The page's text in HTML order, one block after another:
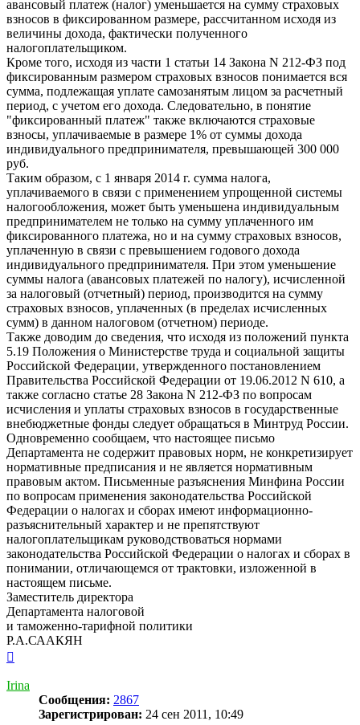
авансовый платеж (налог) уменьшается на сумму страховых
взносов в фиксированном размере, рассчитанном исходя из
величины дохода, фактически полученного
налогоплательщиком.
Кроме того, исходя из части 1 статьи 14 Закона N 212-ФЗ под
фиксированным размером страховых взносов понимается вся
сумма, подлежащая уплате самозанятым лицом за расчетный
период, с учетом его дохода. Следовательно, в понятие
"фиксированный платеж" также включаются страховые
взносы, уплачиваемые в размере 1% от суммы дохода
индивидуального предпринимателя, превышающей 300 000
руб.
Таким образом, с 1 января 2014 г. сумма налога,
уплачиваемого в связи с применением упрощенной системы
налогообложения, может быть уменьшена индивидуальным
предпринимателем не только на сумму уплаченного им
фиксированного платежа, но и на сумму страховых взносов,
уплаченную в связи с превышением годового дохода
индивидуального предпринимателя. При этом уменьшение
суммы налога (авансовых платежей по налогу), исчисленной
за налоговый (отчетный) период, производится на сумму
страховых взносов, уплаченных (в пределах исчисленных
сумм) в данном налоговом (отчетном) периоде.
Также доводим до сведения, что исходя из положений пункта
5.19 Положения о Министерстве труда и социальной защиты
Российской Федерации, утвержденного постановлением
Правительства Российской Федерации от 19.06.2012 N 610, а
также согласно статье 28 Закона N 212-ФЗ по вопросам
исчисления и уплаты страховых взносов в государственные
внебюджетные фонды следует обращаться в Минтруд России.
Одновременно сообщаем, что настоящее письмо
Департамента не содержит правовых норм, не конкретизирует
нормативные предписания и не является нормативным
правовым актом. Письменные разъяснения Минфина России
по вопросам применения законодательства Российской
Федерации о налогах и сборах имеют информационно-
разъяснительный характер и не препятствуют
налогоплательщикам руководствоваться нормами
законодательства Российской Федерации о налогах и сборах в
понимании, отличающемся от трактовки, изложенной в
настоящем письме.
Заместитель директора
Департамента налоговой
и таможенно-тарифной политики
Р.А.СААКЯН
началу
Irina
Сообщения: 2867
Зарегистрирован: 24 сен 2011, 10:49